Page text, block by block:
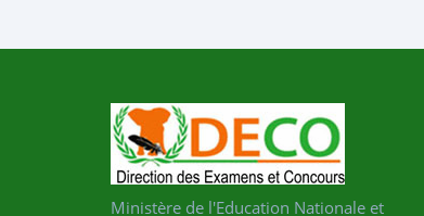
Ministère de l'Education Nationale et